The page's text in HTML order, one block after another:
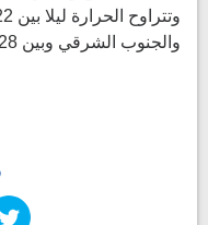
والجنوب الشرقي وبين 28 و 31 درجة ببقية الجهات.